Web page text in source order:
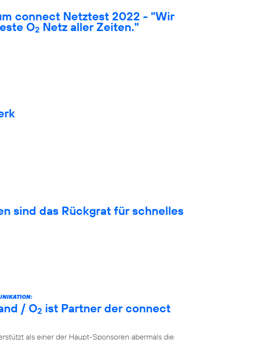
connect Netztest 2022 - "Wir
O2 Netz aller Zeiten."
sind das Rückgrat für schnelles
/ O2 ist Partner der connect
als einer der Haupt-Sponsoren abermals die